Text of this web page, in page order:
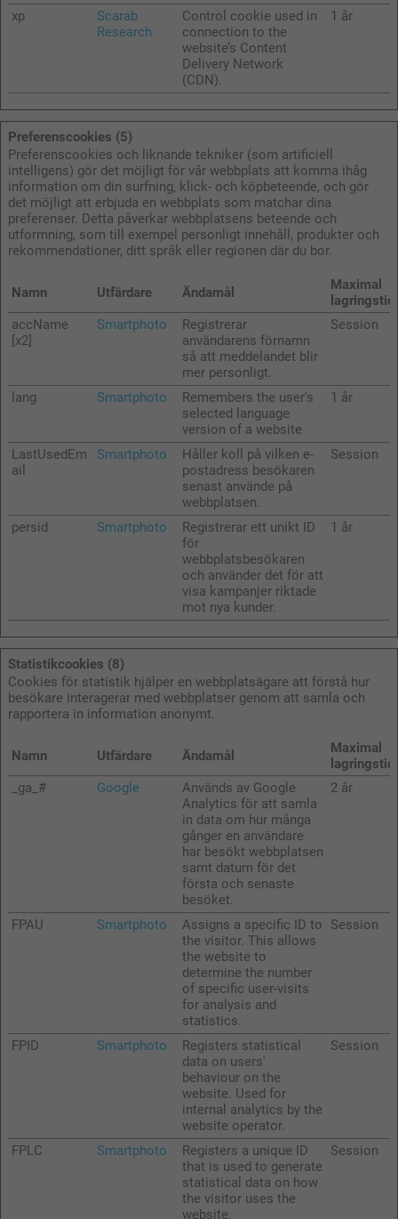
xp
Scarab
Research
Control cookie used in
connection to the
website’s Content
Delivery Network
(CDN).
1 år
Preferenscookies (5)
Preferenscookies och liknande tekniker (som artificiell
intelligens) gör det möjligt för vår webbplats att komma ihåg
information om din surfning, klick- och köpbeteende, och gör
det möjligt att erbjuda en webbplats som matchar dina
preferenser. Detta påverkar webbplatsens beteende och
utformning, som till exempel personligt innehåll, produkter och
rekommendationer, ditt språk eller regionen där du bor.
Namn Utfärdare Ändamål
Maximal
lagringstid
accName
[x2]
Smartphoto
Registrerar
användarens förnamn
så att meddelandet blir
mer personligt.
Session
lang Smartphoto
Remembers the user's
selected language
version of a website
1 år
LastUsedEm
ail
Smartphoto
Håller koll på vilken e-
postadress besökaren
senast använde på
webbplatsen.
Session
persid Smartphoto
Registrerar ett unikt ID
för
webbplatsbesökaren
och använder det för att
visa kampanjer riktade
mot nya kunder.
1 år
Statistikcookies (8)
Cookies för statistik hjälper en webbplatsägare att förstå hur
besökare interagerar med webbplatser genom att samla och
rapportera in information anonymt.
Namn Utfärdare Ändamål
Maximal
lagringstid
_ga_#
Google
Används av Google
Analytics för att samla
in data om hur många
gånger en användare
har besökt webbplatsen
samt datum för det
första och senaste
besöket.
2 år
FPAU Smartphoto
Assigns a specific ID to
the visitor. This allows
the website to
determine the number
of specific user-visits
for analysis and
statistics.
Session
FPID Smartphoto
Registers statistical
data on users'
behaviour on the
website. Used for
internal analytics by the
website operator.
Session
FPLC Smartphoto
Registers a unique ID
that is used to generate
statistical data on how
the visitor uses the
website.
Session